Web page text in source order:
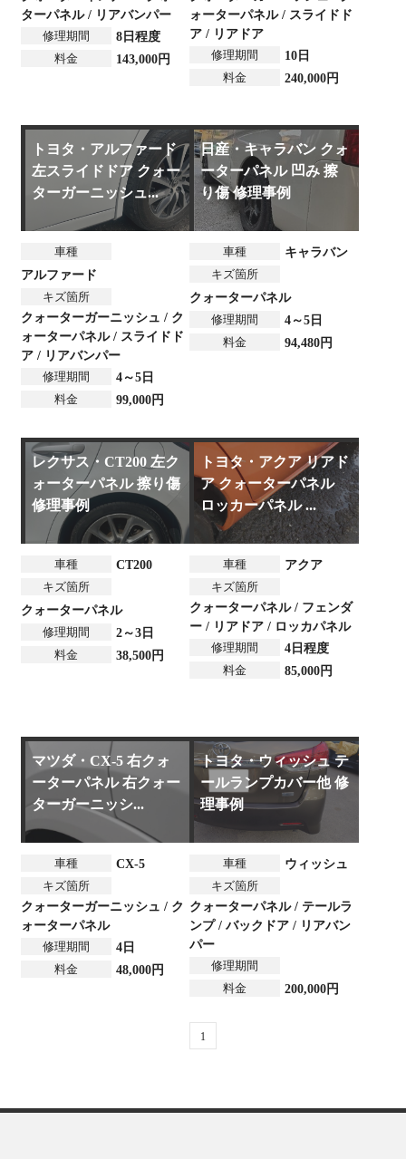
ターパネル / リアバンパー
修理期間
8日程度
料金
143,000円
ォーターパネル / スライドド
ア / リアドア
修理期間
10日
料金
240,000円
トヨタ・アルファード
左スライドドア クォー
ターガーニッシュ...
車種
アルファード
キズ箇所
クォーターガーニッシュ / ク
ォーターパネル / スライドド
ア / リアバンパー
修理期間
4～5日
料金
99,000円
日産・キャラバン クォ
ーターパネル 凹み 擦
り傷 修理事例
車種
キャラバン
キズ箇所
クォーターパネル
修理期間
4～5日
料金
94,480円
レクサス・CT200 左ク
ォーターパネル 擦り傷
修理事例
車種
CT200
キズ箇所
クォーターパネル
修理期間
2～3日
料金
38,500円
トヨタ・アクア リアド
ア クォーターパネル
ロッカーパネル ...
車種
アクア
キズ箇所
クォーターパネル / フェンダ
ー / リアドア / ロッカパネル
修理期間
4日程度
料金
85,000円
マツダ・CX-5 右クォ
ーターパネル 右クォー
ターガーニッシ...
車種
CX-5
キズ箇所
クォーターガーニッシュ / ク
ォーターパネル
修理期間
4日
料金
48,000円
トヨタ・ウィッシュ テ
ールランプカバー他 修
理事例
車種
ウィッシュ
キズ箇所
クォーターパネル / テールラ
ンプ / バックドア / リアバン
パー
修理期間
料金
200,000円
1